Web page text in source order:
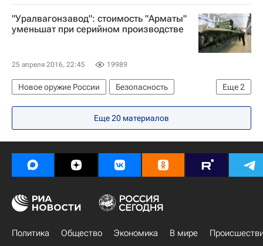
Предвыборная кампания в США - 2016
США
Дональд Трамп
Джон Кейсик
"Уралвагонзавод": стоимость "Арматы"
уменьшат при серийном производстве
25 апреля 2016, 22:45 19989
Еще2
Новое оружие России
Безопасность
Уралвагонзавод
Россия
Еще 20 материалов
Политика Общество Экономика В мире